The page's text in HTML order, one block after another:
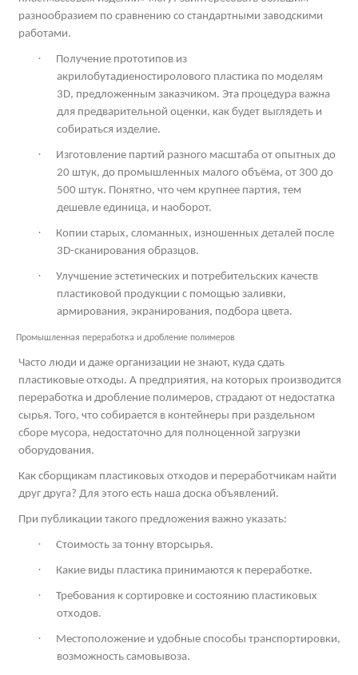
разнообразием по сравнению со стандартными заводскими
работами.
·
Получение прототипов из
акрилобутадиеностиролового пластика по моделям
3D, предложенным заказчиком. Эта процедура важна
для предварительной оценки, как будет выглядеть и
собираться изделие.
·
Изготовление партий разного масштаба от опытных до
20 штук, до промышленных малого объёма, от 300 до
500 штук. Понятно, что чем крупнее партия, тем
дешевле единица, и наоборот.
·
Копии старых, сломанных, изношенных деталей после
3D-сканирования образцов.
·
Улучшение эстетических и потребительских качеств
пластиковой продукции с помощью заливки,
армирования, экранирования, подбора цвета.
Промышленная переработка и дробление полимеров
Часто люди и даже организации не знают, куда сдать
пластиковые отходы. А предприятия, на которых производится
переработка и дробление полимеров, страдают от недостатка
сырья. Того, что собирается в контейнеры при раздельном
сборе мусора, недостаточно для полноценной загрузки
оборудования.
Как сборщикам пластиковых отходов и переработчикам найти
друг друга? Для этого есть наша доска объявлений.
При публикации такого предложения важно указать:
· Стоимость за тонну вторсырья.
· Какие виды пластика принимаются к переработке.
·
Требования к сортировке и состоянию пластиковых
отходов.
·
Местоположение и удобные способы транспортировки,
возможность самовывоза.